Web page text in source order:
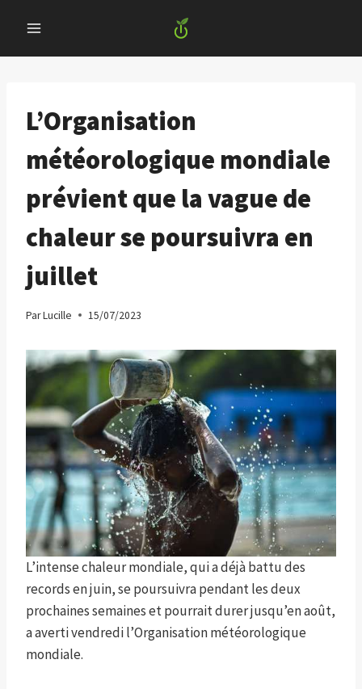
content
L’Organisation
météorologique mondiale
prévient que la vague de
chaleur se poursuivra en
juillet
ParLucille 15/07/2023
L’intense chaleur mondiale, qui a déjà battu des
records en juin, se poursuivra pendant les deux
prochaines semaines et pourrait durer jusqu’en août,
a averti vendredi l’Organisation météorologique
mondiale.